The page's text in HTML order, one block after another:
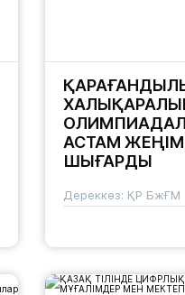
АСТАМ
ШЫҒАРДЫ
Дереккөз: ҚР БжҒМ